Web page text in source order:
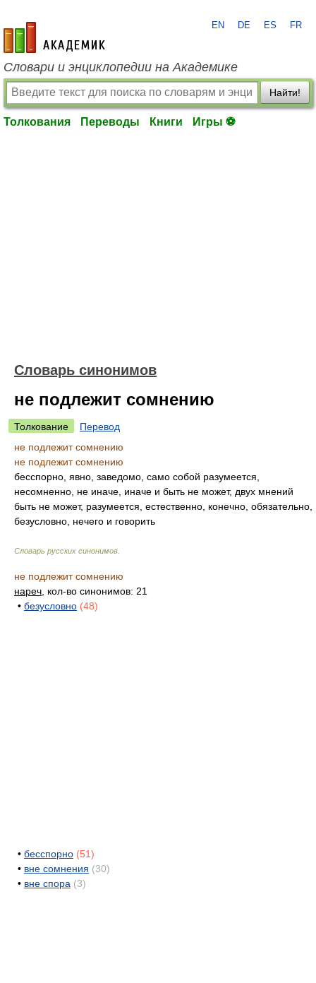
academic.ru
EN DE ES FR
Словари и энциклопедии на Академике
Найти!
Толкования Переводы Книги Игры ⚽
Словарь синонимов
не подлежит сомнению
Толкование
Перевод
не подлежит сомнению
не подлежит сомнению
бесспорно, явно, заведомо, само собой разумеется,
несомненно, не иначе, иначе и быть не может, двух мнений
быть не может, разумеется, естественно, конечно, обязательно,
безусловно, нечего и говорить
Словарь русских синонимов
не подлежит сомнению
нареч , кол-во синонимов: 21
• безусловно (48)
• бесспорно (51)
• вне сомнения (30)
• вне спора (3)